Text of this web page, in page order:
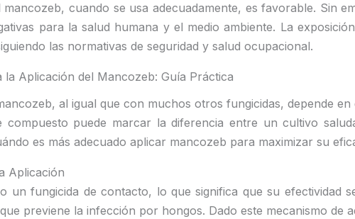
cuando se usa adecuadamente, es favorable. Sin
para la salud humana y el medio ambiente. La
las normativas de seguridad y salud ocupacional.
la Aplicación del Mancozeb: Guía Práctica
al igual que con muchos otros fungicidas, depende
compuesto puede marcar la diferencia entre un cultivo
es más adecuado aplicar mancozeb para maximizar su
Aplicación
un fungicida de contacto, lo que significa que su
previene la infección por hongos. Dado este mecanismo de